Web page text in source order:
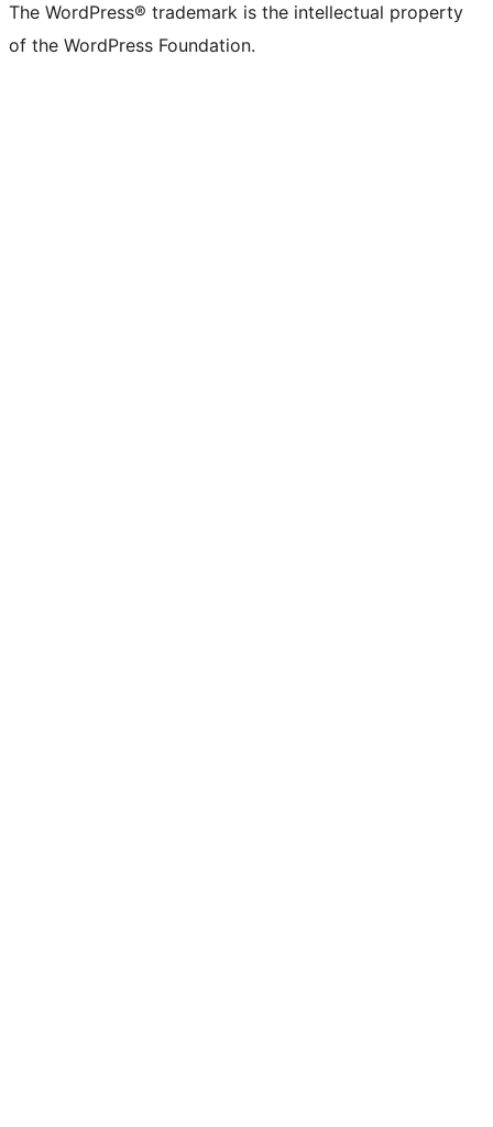
The WordPress® trademark is the intellectual property
of the WordPress Foundation.